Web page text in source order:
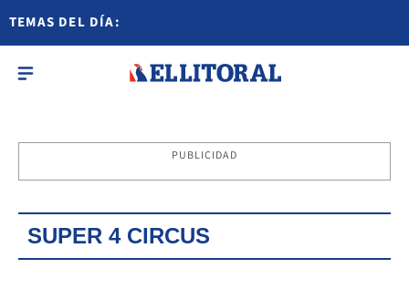
TEMAS DEL DÍA:
PUBLICIDAD
SUPER 4 CIRCUS